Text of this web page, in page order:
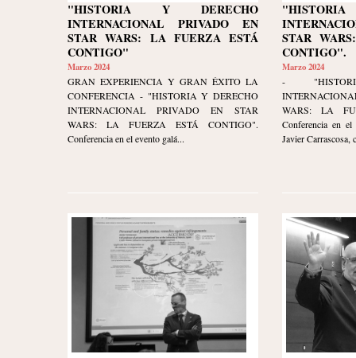
"HISTORIA Y DERECHO
INTERNACIONAL PRIVADO EN
STAR WARS: LA FUERZA ESTÁ
CONTIGO"
Marzo 2024
GRAN EXPERIENCIA Y GRAN ÉXITO LA
CONFERENCIA - "HISTORIA Y DERECHO
INTERNACIONAL PRIVADO EN STAR
WARS: LA FUERZA ESTÁ CONTIGO".
Conferencia en el evento galá...
STAR
CONTIGO".
Marzo 2024
-
WARS: LA
Conferencia en
Javier